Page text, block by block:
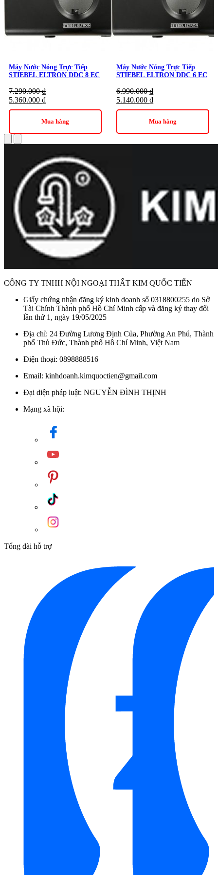
Máy nước nóng Stiebel Eltron 8000W DDH 8 EC sở hữu thiết kế nhỏ
gọn với tông màu xám trang nhã
và cách điện tốt. Thiết kế chống thấm nước IP25 giúp bảo vệ
an toàn các bộ phận bên trong khỏi hơi nước và nước bắn
trong quá trình sử dụng. Máy được trang bị núm xoay điều
chỉnh nhiệt độ với 3 mức độ, cho phép bạn linh hoạt lựa chọn
theo nhu cầu. Đèn LED hiển thị nguồn điện giúp dễ dàng nhận
biết trạng thái hoạt động của máy.
Với cơ chế làm nóng trực tiếp, bạn không cần phải chờ đợi lâu
để có nước nóng, tiết kiệm thời gian và năng lượng. Máy có
công suất 8000W, đảm bảo cung cấp đủ lượng nước nóng cho
55°C, phù hợp với khí hậu khu vực phía Nam hoặc những nơi
có nhiệt độ trên 20°C.
Máy nước nóng Stiebel Eltron 8000W DDH 8 EC được tích hợp
An toàn luôn là ưu tiên hàng đầu. Máy nước nóng Stiebel
Eltron được trang bị bộ ổn định nhiệt kép, tự động ngắt quá
trình làm nóng khi nhiệt độ vượt quá mức an toàn, tránh gây
bỏng. Bảng mạch điện tử chống cháy tăng cường bảo vệ cho
người dùng và gia đình. Cầu dao chống rò điện ELCB sẽ tự
cháy nổ. Cảm biến lưu lượng nước bảo vệ máy khỏi tình trạng
nhiệt bằng đồng có khả năng dẫn nhiệt tốt và chống ăn mòn,
phù hợp với nguồn nước đã qua xử lý clo.
Quý khách hàng quan tâm đến sản phẩm Máy nước nóng trực
tiếp đa điểm Stiebel Eltron 8000W DDH 8 EC, vui lòng liên
Kim Quốc Tiến
qua số điện thoại 0898888516 để được tư
vấn và hỗ trợ tốt nhất.
Danh mục: Vật Liệu Nước Máy Nước Nóng
Máy Nước
Nóng Điện STIEBEL ELTRON
STIEBEL ELTRON
Thiết Bị Nước STIEBEL ELTRON
Máy Nước Nóng Trực Tiếp
STIEBEL ELTRON DDC 8 EC
7.290.000₫
5.360.000 ₫
Mua hàng
Máy Nước Nóng Trực Tiếp
STIEBEL ELTRON DDC 6 EC
6.990.000₫
5.140.000 ₫
Mua hàng
CÔNG TY TNHH NỘI NGOẠI THẤT KIM QUỐC TIẾN
Giấy chứng nhận đăng ký kinh doanh số 0318800255 do Sở
Tài Chính Thành phố Hồ Chí Minh cấp và đăng ký thay đổi
lần thứ 1, ngày 19/05/2025
Địa chỉ: 24 Đường Lương Định Của, Phường An Phú, Thành
phố Thủ Đức, Thành phố Hồ Chí Minh, Việt Nam
Điện thoại: 0898888516
Email: kinhdoanh.kimquoctien@gmail.com
Đại diện pháp luật: NGUYỄN ĐÌNH THỊNH
Mạng xã hội:
Tổng đài hỗ trợ